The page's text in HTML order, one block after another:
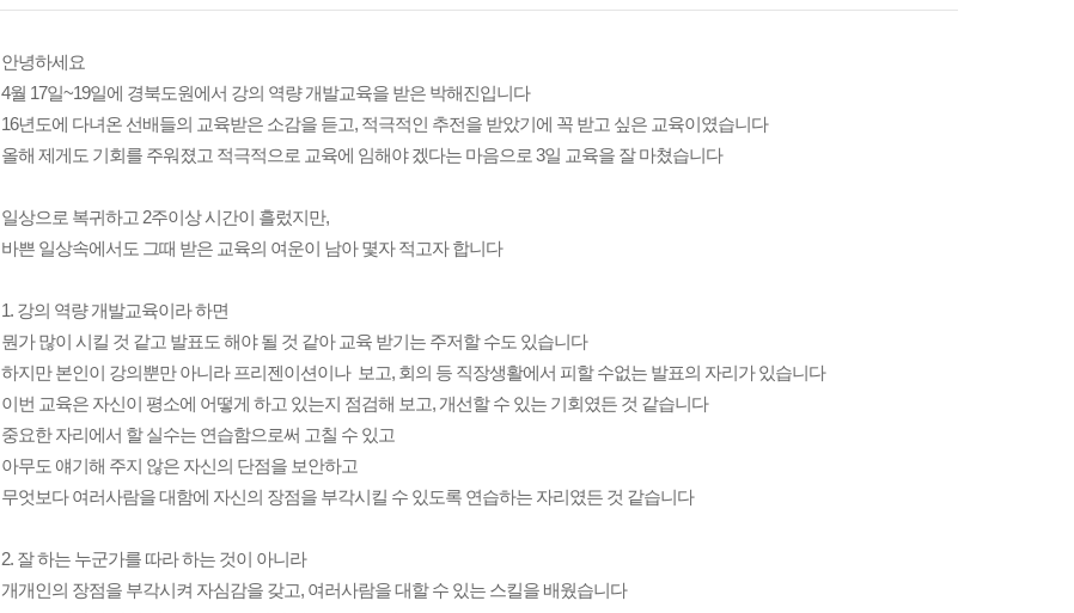
안녕하세요
4월 17일~19일에 경북도원에서 강의 역량 개발교육을 받은 박해진입니다
16년도에 다녀온 선배들의 교육받은 소감을 듣고, 적극적인 추전을 받았기에 꼭 받고 싶은 교육이였습니다
올해 제게도 기회를 주워졌고 적극적으로 교육에 임해야 겠다는 마음으로 3일 교육을 잘 마쳤습니다
일상으로 복귀하고 2주이상 시간이 흘렀지만,
바쁜 일상속에서도 그때 받은 교육의 여운이 남아 몇자 적고자 합니다
1. 강의 역량 개발교육이라 하면
뭔가 많이 시킬 것 같고 발표도 해야 될 것 같아 교육 받기는 주저할 수도 있습니다
하지만 본인이 강의뿐만 아니라 프리젠이션이나 보고, 회의 등 직장생활에서 피할 수없는 발표의 자리가 있습니다
이번 교육은 자신이 평소에 어떻게 하고 있는지 점검해 보고, 개선할 수 있는 기회였든 것 같습니다
중요한 자리에서 할 실수는 연습함으로써 고칠 수 있고
아무도 얘기해 주지 않은 자신의 단점을 보안하고
무엇보다 여러사람을 대함에 자신의 장점을 부각시킬 수 있도록 연습하는 자리였든 것 같습니다
2. 잘 하는 누군가를 따라 하는 것이 아니라
개개인의 장점을 부각시켜 자심감을 갖고, 여러사람을 대할 수 있는 스킬을 배웠습니다